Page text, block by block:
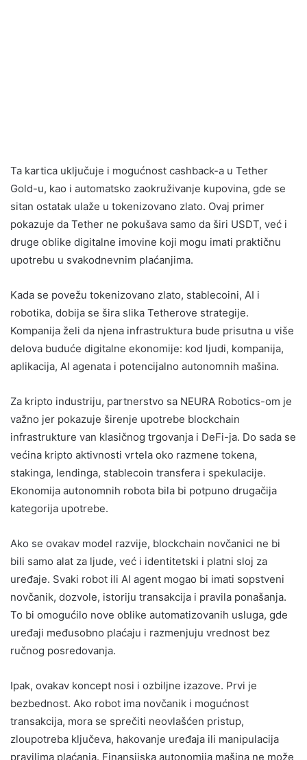
Ta kartica uključuje i mogućnost cashback-a u Tether
Gold-u, kao i automatsko zaokruživanje kupovina, gde se
sitan ostatak ulaže u tokenizovano zlato. Ovaj primer
pokazuje da Tether ne pokušava samo da širi USDT, već i
druge oblike digitalne imovine koji mogu imati praktičnu
upotrebu u svakodnevnim plaćanjima.
Kada se povežu tokenizovano zlato, stablecoini, AI i
robotika, dobija se šira slika Tetherove strategije.
Kompanija želi da njena infrastruktura bude prisutna u više
delova buduće digitalne ekonomije: kod ljudi, kompanija,
aplikacija, AI agenata i potencijalno autonomnih mašina.
Za kripto industriju, partnerstvo sa NEURA Robotics-om je
važno jer pokazuje širenje upotrebe blockchain
infrastrukture van klasičnog trgovanja i DeFi-ja. Do sada se
većina kripto aktivnosti vrtela oko razmene tokena,
stakinga, lendinga, stablecoin transfera i spekulacije.
Ekonomija autonomnih robota bila bi potpuno drugačija
kategorija upotrebe.
Ako se ovakav model razvije, blockchain novčanici ne bi
bili samo alat za ljude, već i identitetski i platni sloj za
uređaje. Svaki robot ili AI agent mogao bi imati sopstveni
novčanik, dozvole, istoriju transakcija i pravila ponašanja.
To bi omogućilo nove oblike automatizovanih usluga, gde
uređaji međusobno plaćaju i razmenjuju vrednost bez
ručnog posredovanja.
Ipak, ovakav koncept nosi i ozbiljne izazove. Prvi je
bezbednost. Ako robot ima novčanik i mogućnost
transakcija, mora se sprečiti neovlašćen pristup,
zloupotreba ključeva, hakovanje uređaja ili manipulacija
pravilima plaćanja. Finansijska autonomija mašina ne može